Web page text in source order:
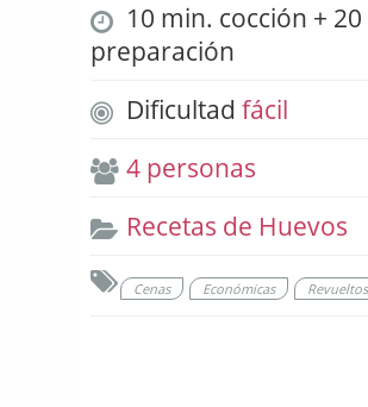
10 min. cocción +
preparación
Dificultad fácil
4 personas
Recetas de Huevos
Cenas Económicas Revueltos